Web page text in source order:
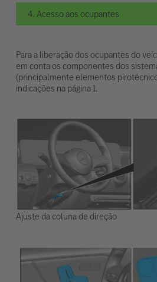
4. Acesso aos ocupantes
Para a liberação dos ocupantes do
em conta os componentes dos
(principalmente elementos
indicações na página 1.
Ajuste da coluna de direção